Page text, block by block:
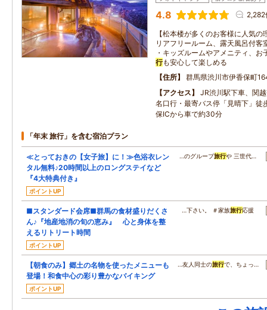
4.8 2,282
【松本楼が多くのお客様に人気
リアフリールーム、露天風呂付客
・キッズルームやアメニティ、
行も安心して楽しめる
住所
群馬県渋川市伊香保町
アクセス
JR渋川駅下車、関
名口行・最寄バス停「見晴下」徒
保ICから車で約30分
「年末 旅行」を含む宿泊プラン
≪とっておきの【女子旅】に！≫色浴衣レン
タル無料♪20時間以上のロングステイなど
『4大特典付き』
ポイントUP
…のグループ旅行や 三世代…
■スタンダード会席■群馬の食材盛りだくさ
ん♪『地産地消の旬の恵み』 心と身体を整
えるリトリート時間
ポイントUP
…下さい。 ＃家族旅行応援
【朝食のみ】郷土の名物を使ったメニューも
登場！和食中心の彩り豊かなバイキング
ポイントUP
…友人同士の旅行で、ちょっ…